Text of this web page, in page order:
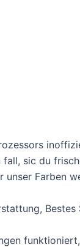
fall, sic du
Farben